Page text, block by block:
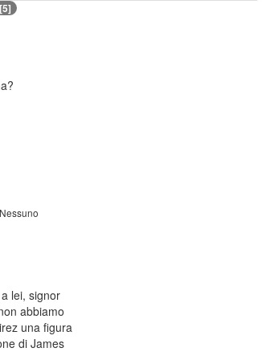
[5]
lei, signor
abbiamo
una figura
di James